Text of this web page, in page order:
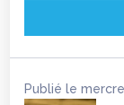
Publié le